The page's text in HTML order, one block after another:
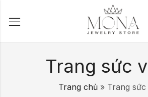
Trang sức
Trang chủ » Trang sức